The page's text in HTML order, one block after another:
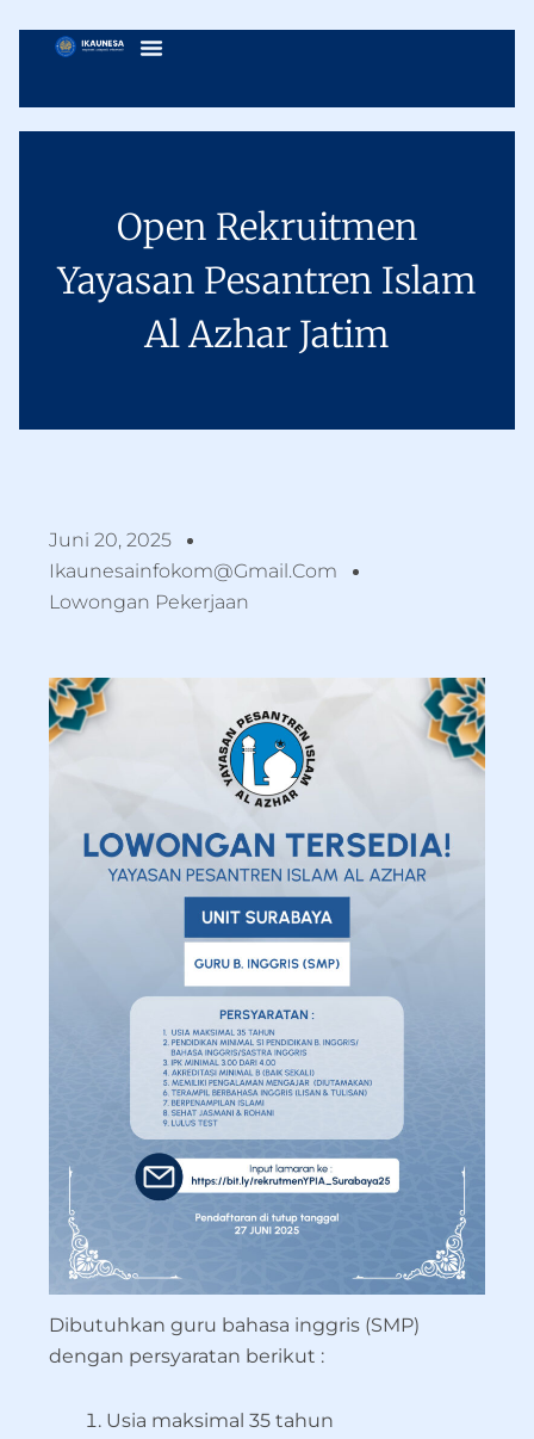
Open Rekruitmen
Yayasan Pesantren Islam
Al Azhar Jatim
Juni 20, 2025
Ikaunesainfokom@gmail.com
Lowongan Pekerjaan
Dibutuhkan guru bahasa inggris (SMP)
dengan persyaratan berikut :
Usia maksimal 35 tahun